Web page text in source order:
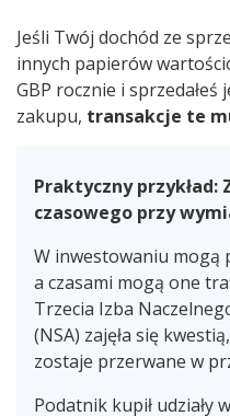
Jeśli Twój dochód ze
innych papierów
GBP rocznie i
zakupu, transakcje te
Praktyczny przykład:
czasowego przy
W inwestowaniu mogą
a czasami mogą one
Trzecia Izba
(NSA) zajęła się
zostaje przerwane w
Podatnik kupił udziały